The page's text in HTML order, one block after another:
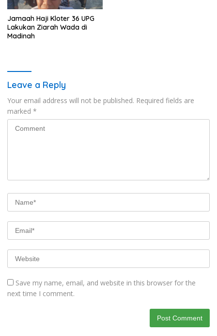
Jamaah Haji Kloter 36 UPG
Lakukan Ziarah Wada di
Madinah
Leave a Reply
Your email address will not be published. Required fields are
marked *
Save my name, email, and website in this browser for the
next time I comment.